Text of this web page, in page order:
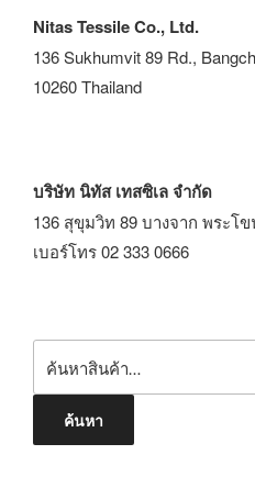
Nitas Tessile Co., Ltd.
136 Sukhumvit 89 Rd.,
10260 Thailand
บริษัท นิทัส เทสซิเล จำกัด
136 สุขุมวิท 89 บางจาก พระโข
เบอร์โทร 02 333 0666
ค้นหา